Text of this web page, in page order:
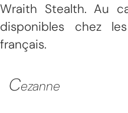
Wraith Stealth. Au
disponibles chez
français.
Cezanne